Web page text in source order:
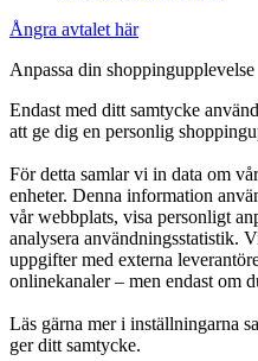
Ångra avtalet här
Anpassa din shoppingupplevelse
Endast med ditt samtycke
att ge dig en personlig
För detta samlar vi in data om
enheter. Denna information
vår webbplats, visa personligt
analysera användningsstatistik.
uppgifter med externa
onlinekanaler – men endast om
Läs gärna mer i inställningarna
ger ditt samtycke.